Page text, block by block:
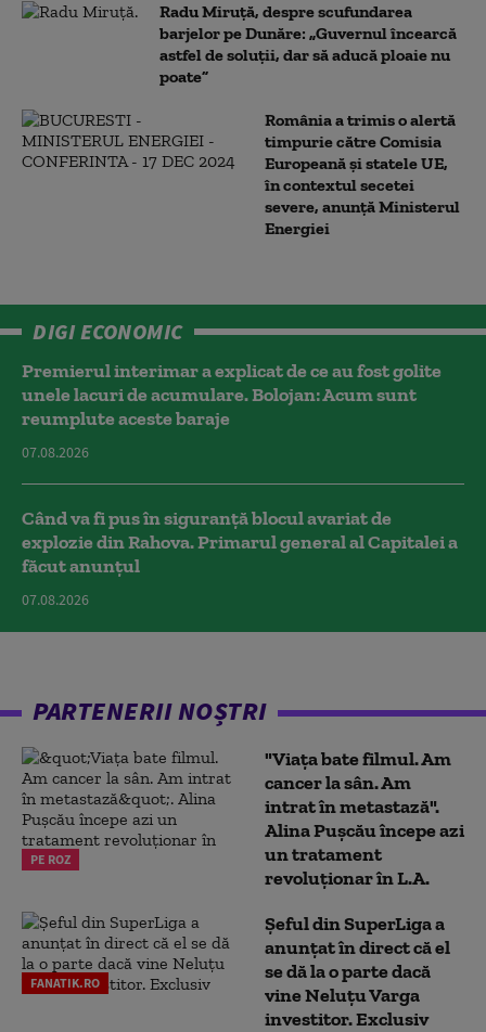
Radu Miruță, despre scufundarea
barjelor pe Dunăre: „Guvernul încearcă
astfel de soluții, dar să aducă ploaie nu
poate”
România a trimis o alertă
timpurie către Comisia
Europeană și statele UE,
în contextul secetei
severe, anunță Ministerul
Energiei
DIGI ECONOMIC
Premierul interimar a explicat de ce au fost golite
unele lacuri de acumulare. Bolojan: Acum sunt
reumplute aceste baraje
07.08.2026
Când va fi pus în siguranță blocul avariat de
explozie din Rahova. Primarul general al Capitalei a
făcut anunțul
07.08.2026
PARTENERII NOȘTRI
PE ROZ
"Viața bate filmul. Am
cancer la sân. Am
intrat în metastază".
Alina Pușcău începe azi
un tratament
revoluționar în L.A.
FANATIK.RO
Șeful din SuperLiga a
anunțat în direct că el
se dă la o parte dacă
vine Neluțu Varga
investitor. Exclusiv